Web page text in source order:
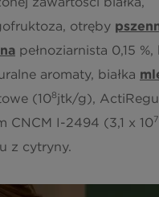
otręby
pełnoziarnista 0,15 %,
aromaty, białka
(108jtk/g),
CNCM I-2494 (3,1 x 107
z cytryny.